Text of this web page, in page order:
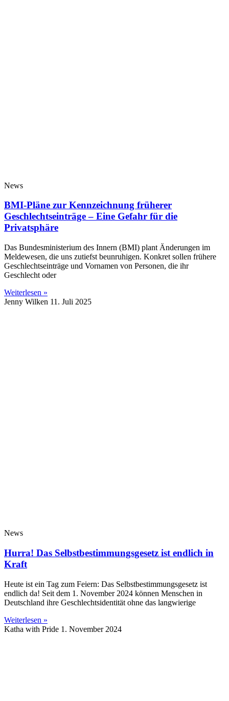
News
BMI-Pläne zur Kennzeichnung früherer
Geschlechtseinträge – Eine Gefahr für die
Privatsphäre
Das Bundesministerium des Innern (BMI) plant Änderungen im
Meldewesen, die uns zutiefst beunruhigen. Konkret sollen frühere
Geschlechtseinträge und Vornamen von Personen, die ihr
Geschlecht oder
Weiterlesen »
Jenny Wilken 11. Juli 2025
News
Hurra! Das Selbstbestimmungsgesetz ist endlich in
Kraft
Heute ist ein Tag zum Feiern: Das Selbstbestimmungsgesetz ist
endlich da! Seit dem 1. November 2024 können Menschen in
Deutschland ihre Geschlechtsidentität ohne das langwierige
Weiterlesen »
Katha with Pride 1. November 2024